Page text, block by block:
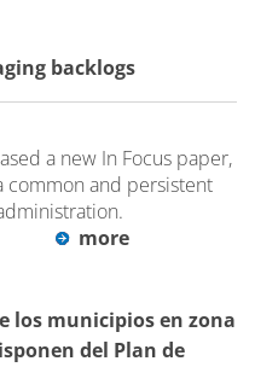
backlogs
a new In Focus paper,
common and persistent
more
los municipios en zona
del Plan de